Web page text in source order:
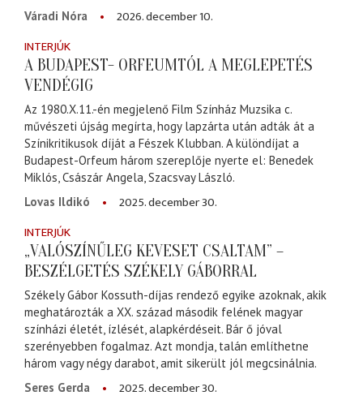
Váradi Nóra
2026. december 10.
INTERJÚK
A BUDAPEST- ORFEUMTÓL A MEGLEPETÉS
VENDÉGIG
Az 1980.X.11.-én megjelenő Film Színház Muzsika c.
művészeti újság megírta, hogy lapzárta után adták át a
Színikritikusok díját a Fészek Klubban. A különdíjat a
Budapest-Orfeum három szereplője nyerte el: Benedek
Miklós, Császár Angela, Szacsvay László.
Lovas Ildikó
2025. december 30.
INTERJÚK
„VALÓSZÍNŰLEG KEVESET CSALTAM” –
BESZÉLGETÉS SZÉKELY GÁBORRAL
Székely Gábor Kossuth-díjas rendező egyike azoknak, akik
meghatározták a XX. század második felének magyar
színházi életét, ízlését, alapkérdéseit. Bár ő jóval
szerényebben fogalmaz. Azt mondja, talán említhetne
három vagy négy darabot, amit sikerült jól megcsinálnia.
Seres Gerda
2025. december 30.